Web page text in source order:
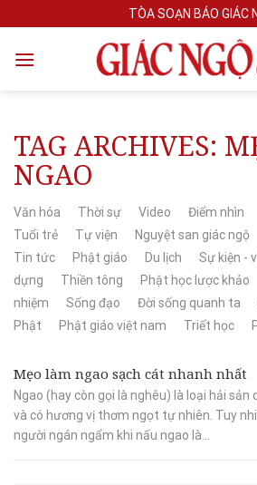
to
content
TÒA SOẠN BÁO GIÁC
TAG ARCHIVES:
NGAO
Văn hóa Thời sự Video Điểm nhìn
Tuổi trẻ
Tự viện Nguyệt san giác ngộ
Tin tức
Phật giáo Du lịch Sự kiện -
dựng
Thiền tông Phật học lược khảo
nhiệm
Sống đạo Đời sống quanh ta
Phật
Phật giáo việt nam Triết học
Mẹo làm ngao sạch cát nhanh nhất
Ngao (hay còn gọi là nghêu) là loại hải sản
và có hương vị thơm ngọt tự nhiên. Tuy
người ngán ngẩm khi nấu ngao là...